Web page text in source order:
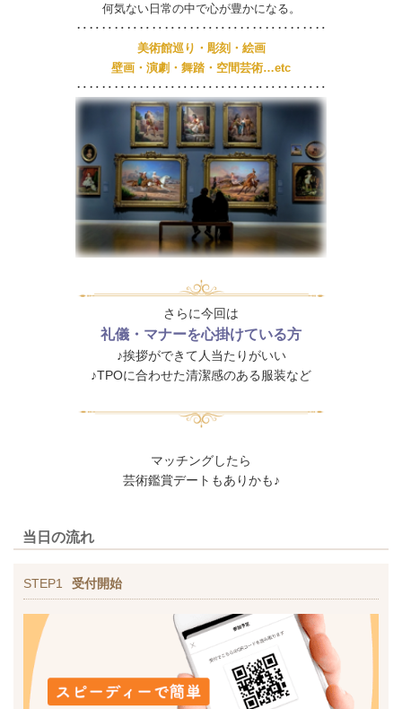
何気ない日常の中で心が豊かになる。
‥‥‥‥‥‥‥‥‥‥‥‥‥‥‥‥‥‥‥‥
美術館巡り・彫刻・絵画
壁画・演劇・舞踏・空間芸術…etc
‥‥‥‥‥‥‥‥‥‥‥‥‥‥‥‥‥‥‥‥
さらに今回は
礼儀・マナーを心掛けている方
♪挨拶ができて人当たりがいい
♪TPOに合わせた清潔感のある服装など
マッチングしたら
芸術鑑賞デートもありかも♪
当日の流れ
STEP1 受付開始